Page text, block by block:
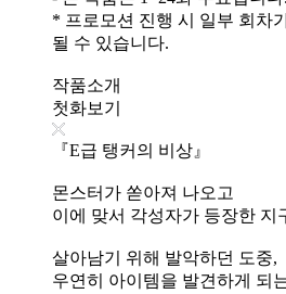
* 프로모션 진행 시 일부 회차
될 수 있습니다.
작품소개
첫화보기
『E급 탱커의 비상』
몬스터가 쏟아져 나오고
이에 맞서 각성자가 등장한 지
살아남기 위해 발악하던 도중,
우연히 아이템을 발견하게